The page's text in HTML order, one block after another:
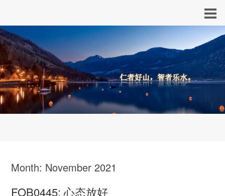
Month: November 2021
FOB0445: 心态放好